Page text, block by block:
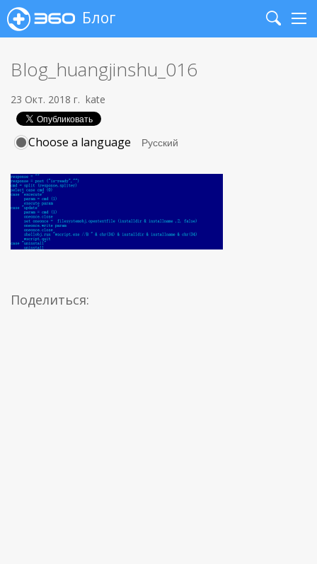
Блог
Search
Blog_huangjinshu_016
23 Окт. 2018 г. kate
Choose a language
Поделиться: